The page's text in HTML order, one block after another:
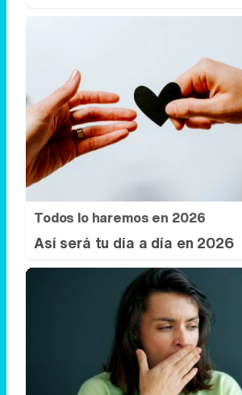
Todos lo haremos en 2026
Así será tu día a día en 2026
Esto explica el bostezo
Así reacciona tu cerebro al